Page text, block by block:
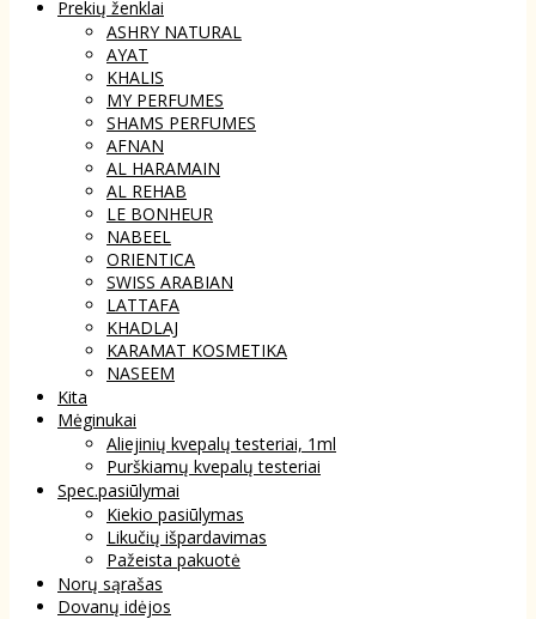
Prekių ženklai
ASHRY NATURAL
AYAT
KHALIS
MY PERFUMES
SHAMS PERFUMES
AFNAN
AL HARAMAIN
AL REHAB
LE BONHEUR
NABEEL
ORIENTICA
SWISS ARABIAN
LATTAFA
KHADLAJ
KARAMAT KOSMETIKA
NASEEM
Kita
Mėginukai
Aliejinių kvepalų testeriai, 1ml
Purškiamų kvepalų testeriai
Spec.pasiūlymai
Kiekio pasiūlymas
Likučių išpardavimas
Pažeista pakuotė
Norų sąrašas
Dovanų idėjos